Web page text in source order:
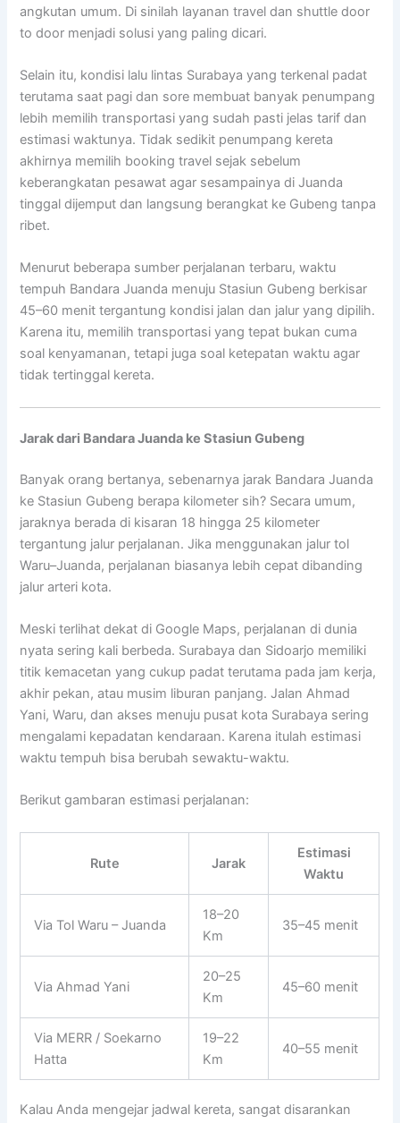
angkutan umum. Di sinilah layanan travel dan shuttle door
to door menjadi solusi yang paling dicari.
Selain itu, kondisi lalu lintas Surabaya yang terkenal padat
terutama saat pagi dan sore membuat banyak penumpang
lebih memilih transportasi yang sudah pasti jelas tarif dan
estimasi waktunya. Tidak sedikit penumpang kereta
akhirnya memilih booking travel sejak sebelum
keberangkatan pesawat agar sesampainya di Juanda
tinggal dijemput dan langsung berangkat ke Gubeng tanpa
ribet.
Menurut beberapa sumber perjalanan terbaru, waktu
tempuh Bandara Juanda menuju Stasiun Gubeng berkisar
45–60 menit tergantung kondisi jalan dan jalur yang dipilih.
Karena itu, memilih transportasi yang tepat bukan cuma
soal kenyamanan, tetapi juga soal ketepatan waktu agar
tidak tertinggal kereta.
Jarak dari Bandara Juanda ke Stasiun Gubeng
Banyak orang bertanya, sebenarnya jarak Bandara Juanda
ke Stasiun Gubeng berapa kilometer sih? Secara umum,
jaraknya berada di kisaran 18 hingga 25 kilometer
tergantung jalur perjalanan. Jika menggunakan jalur tol
Waru–Juanda, perjalanan biasanya lebih cepat dibanding
jalur arteri kota.
Meski terlihat dekat di Google Maps, perjalanan di dunia
nyata sering kali berbeda. Surabaya dan Sidoarjo memiliki
titik kemacetan yang cukup padat terutama pada jam kerja,
akhir pekan, atau musim liburan panjang. Jalan Ahmad
Yani, Waru, dan akses menuju pusat kota Surabaya sering
mengalami kepadatan kendaraan. Karena itulah estimasi
waktu tempuh bisa berubah sewaktu-waktu.
Berikut gambaran estimasi perjalanan:
Rute Jarak
Estimasi
Waktu
Via Tol Waru – Juanda
18–20
Km
35–45 menit
Via Ahmad Yani
20–25
Km
45–60 menit
Via MERR / Soekarno
Hatta
19–22
Km
40–55 menit
Kalau Anda mengejar jadwal kereta, sangat disarankan